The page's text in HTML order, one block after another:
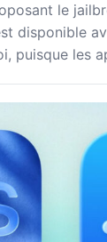
le
disponible
puisque les